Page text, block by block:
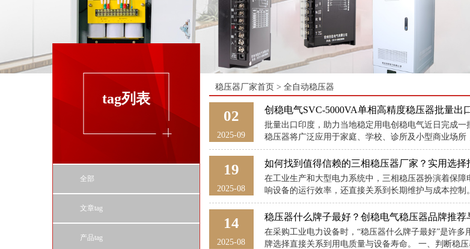
tag列表
全部
文章tag
产品tag
稳压器厂家首页 > 全自动稳压器
02
2025-09
创稳电气SVC-5000VA单相高精度稳压器批量出
批量出口印度，助力当地稳定用电创稳电气近日完成
稳压器将广泛应用于家庭、学校、诊所及小型商业场所
19
2025-08
如何找到值得信赖的三相稳压器厂家？实用选择
在工业生产和大型电力系统中，三相稳压器扮演着保
响设备的运行效率，还直接关系到长期维护与成本控
14
2025-08
稳压器什么牌子最好？创稳电气稳压器品牌推荐
在采购工业电力设备时，“稳压器什么牌子最好”是许
牌选择直接关系到用电质量与设备寿命。 一、判断稳